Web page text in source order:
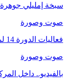
سبخة إمليلي جوهرة
صوت وصورة
فعاليات الدورة 14 لمهرجان الداخلة الدولي للفيلم
صوت وصورة
بالفيديو.. داخل